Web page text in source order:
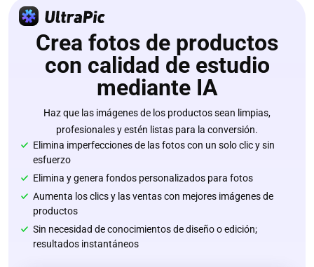
Crea fotos de productos
con calidad de estudio
mediante IA
Haz que las imágenes de los productos sean limpias,
profesionales y estén listas para la conversión.
Elimina imperfecciones de las fotos con un solo clic y sin
esfuerzo
Elimina y genera fondos personalizados para fotos
Aumenta los clics y las ventas con mejores imágenes de
productos
Sin necesidad de conocimientos de diseño o edición;
resultados instantáneos